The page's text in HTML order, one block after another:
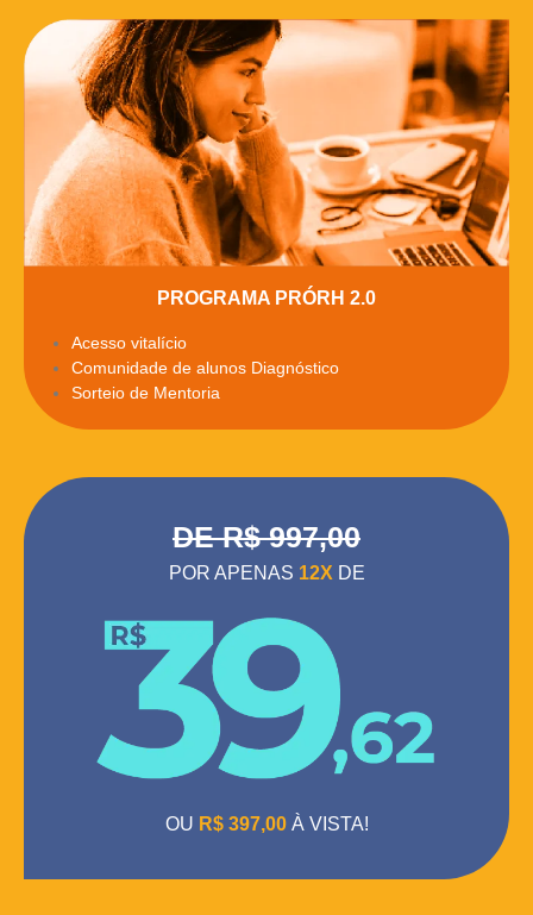
PROGRAMA PRÓRH 2.0
Acesso vitalício
Comunidade de alunos Diagnóstico
Sorteio de Mentoria
DE R$ 997,00
POR APENAS 12X DE
OU R$ 397,00 À VISTA!